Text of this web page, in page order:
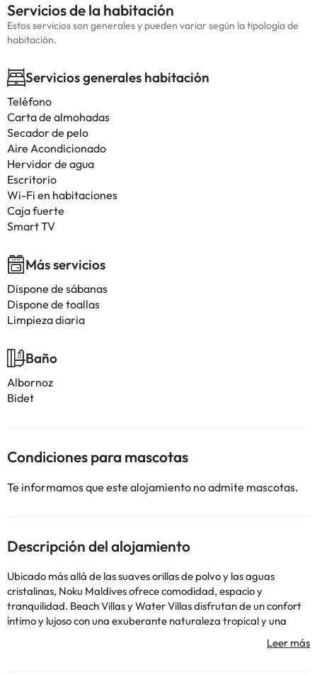
Servicios de la habitación
Estos servicios son generales y pueden variar según la tipología de
habitación.
Servicios generales habitación
Teléfono
Carta de almohadas
Secador de pelo
Aire Acondicionado
Hervidor de agua
Escritorio
Wi-Fi en habitaciones
Caja fuerte
Smart TV
Más servicios
Dispone de sábanas
Dispone de toallas
Limpieza diaria
Baño
Albornoz
Bidet
Condiciones para mascotas
Te informamos que este alojamiento no admite mascotas.
Descripción del alojamiento
Ubicado más allá de las suaves orillas de polvo y las aguas
cristalinas, Noku Maldives ofrece comodidad, espacio y
tranquilidad. Beach Villas y Water Villas disfrutan de un confort
íntimo y lujoso con una exuberante naturaleza tropical y una
magnífica puesta de sol. Zarpe en nuestro Dhoni en la laguna
azul cristalina para descubrir la rica y diversa vida marina